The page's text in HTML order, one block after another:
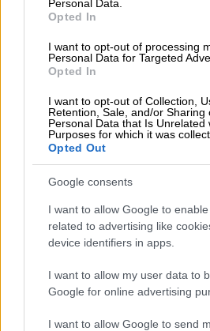
Personal Data.
Opted In
I want to opt-out of processing
Personal Data for Targeted
Opted In
I want to opt-out of Collection,
Retention, Sale, and/or Sharing
Personal Data that Is Unrelated
Purposes for which it was
Opted Out
Google consents
I want to allow Google to
related to advertising like
device identifiers in apps.
I want to allow my user data to
Google for online advertising
I want to allow Google to send
παλαιστινιακή ομάδα να μη
ασφάλεια